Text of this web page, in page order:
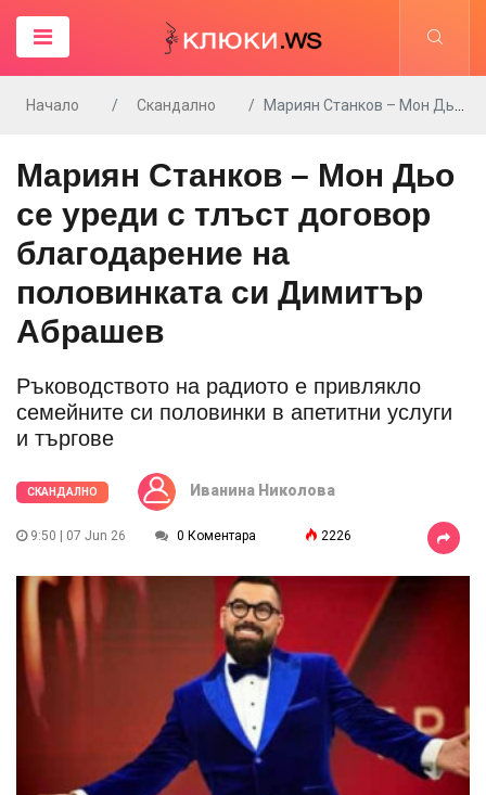
Начало Скандално Мариян Станков – Мон Дьо се уреди с тлъст договор благодарение на половинката си Димитър Абрашев
Мариян Станков – Мон Дьо
се уреди с тлъст договор
благодарение на
половинката си Димитър
Абрашев
Ръководството на радиото е привлякло
семейните си половинки в апетитни услуги
и търгове
СКАНДАЛНО Иванина Николова
9:50 | 07 Jun 26 0 Коментара 2226